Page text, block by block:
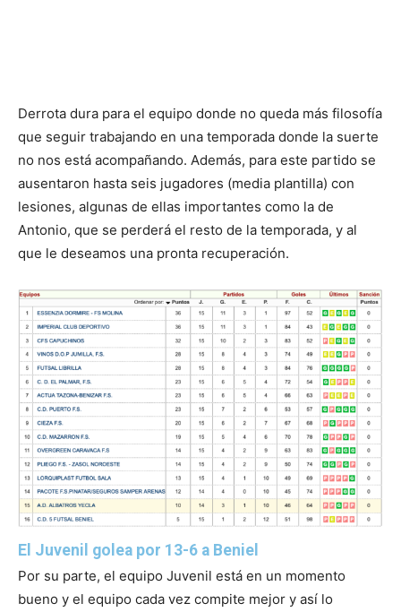
Derrota dura para el equipo donde no queda más filosofía
que seguir trabajando en una temporada donde la suerte
no nos está acompañando. Además, para este partido se
ausentaron hasta seis jugadores (media plantilla) con
lesiones, algunas de ellas importantes como la de
Antonio, que se perderá el resto de la temporada, y al
que le deseamos una pronta recuperación.
El Juvenil golea por 13-6 a Beniel
Por su parte, el equipo Juvenil está en un momento
bueno y el equipo cada vez compite mejor y así lo